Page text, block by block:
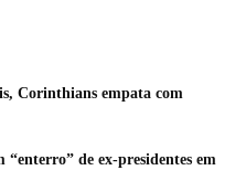
Corinthians empata com
de ex-presidentes em